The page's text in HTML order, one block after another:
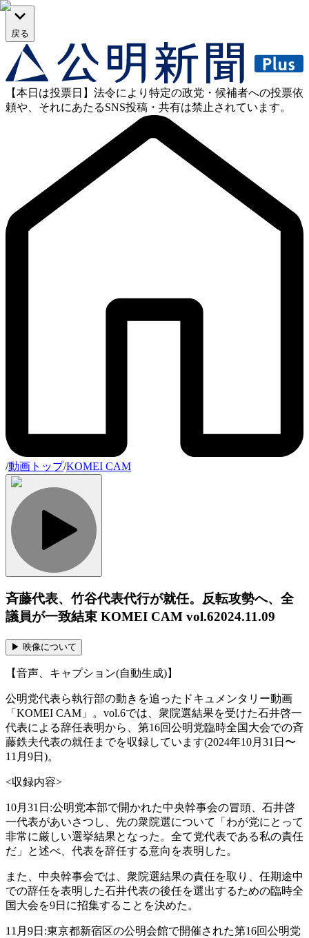
戻る
【本日は投票日】法令により特定の政党・候補者への投票依
頼や、それにあたるSNS投稿・共有は禁止されています。
/動画トップ/KOMEI CAM
斉藤代表、竹谷代表代行が就任。反転攻勢へ、全
議員が一致結束 KOMEI CAM vol.62024.11.09
▶︎ 映像について
【音声、キャプション(自動生成)】
公明党代表ら執行部の動きを追ったドキュメンタリー動画
「KOMEI CAM」。vol.6では、衆院選結果を受けた石井啓一
代表による辞任表明から、第16回公明党臨時全国大会での斉
藤鉄夫代表の就任までを収録しています(2024年10月31日〜
11月9日)。
<収録内容>
10月31日:公明党本部で開かれた中央幹事会の冒頭、石井啓
一代表があいさつし、先の衆院選について「わが党にとって
非常に厳しい選挙結果となった。全て党代表である私の責任
だ」と述べ、代表を辞任する意向を表明した。
また、中央幹事会では、衆院選結果の責任を取り、任期途中
での辞任を表明した石井代表の後任を選出するための臨時全
国大会を9日に招集することを決めた。
11月9日:東京都新宿区の公明会館で開催された第16回公明党